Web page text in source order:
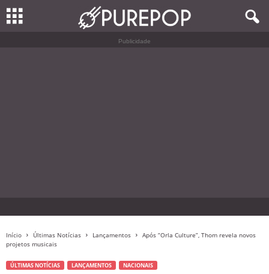
Publicidade
Início Últimas Notícias Lançamentos
Após “Orla Culture”, Thom revela novos
projetos musicais
ÚLTIMAS NOTÍCIAS LANÇAMENTOS NACIONAIS